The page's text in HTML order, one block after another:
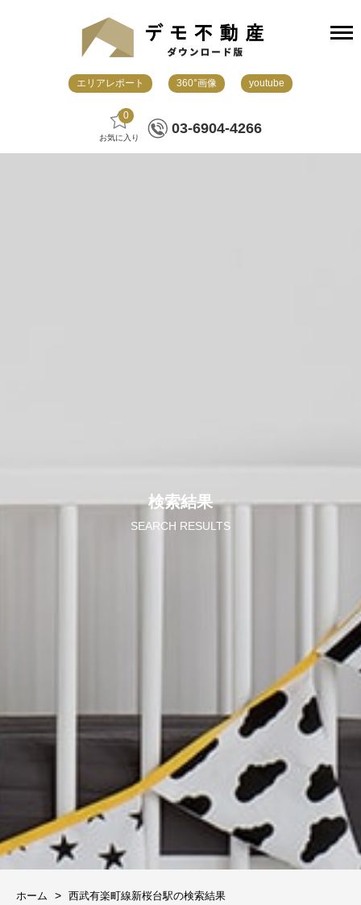
エリアレポート 360°画像 youtube
0
お気に入り
03-6904-4266
検索結果
SEARCH RESULTS
ホーム 西武有楽町線新桜台駅の検索結果